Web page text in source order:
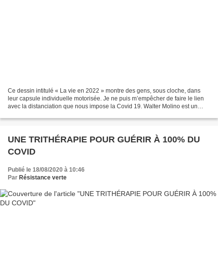
Ce dessin intitulé « La vie en 2022 » montre des gens, sous cloche, dans
leur capsule individuelle motorisée. Je ne puis m’empêcher de faire le lien
avec la distanciation que nous impose la Covid 19. Walter Molino est un
UNE TRITHÉRAPIE POUR GUÉRIR À 100% DU
COVID
Publié le 18/08/2020 à 10:46
Par Résistance verte